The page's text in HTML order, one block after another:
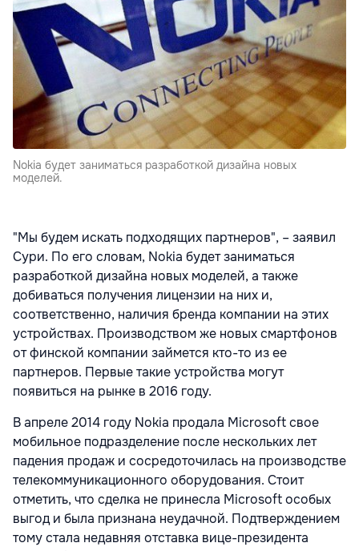
Nokia будет заниматься разработкой дизайна новых
моделей.
"Мы будем искать подходящих партнеров", – заявил
Сури. По его словам, Nokia будет заниматься
разработкой дизайна новых моделей, а также
добиваться получения лицензии на них и,
соответственно, наличия бренда компании на этих
устройствах. Производством же новых смартфонов
от финской компании займется кто-то из ее
партнеров. Первые такие устройства могут
появиться на рынке в 2016 году.
В апреле 2014 году Nokia продала Microsoft свое
мобильное подразделение после нескольких лет
падения продаж и сосредоточилась на производстве
телекоммуникационного оборудования. Стоит
отметить, что сделка не принесла Microsoft особых
выгод и была признана неудачной. Подтверждением
тому стала недавняя отставка вице-президента